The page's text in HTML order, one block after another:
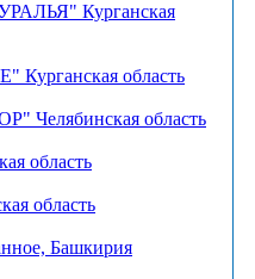
Курганская
область
Челябинская область
область
область
Башкирия